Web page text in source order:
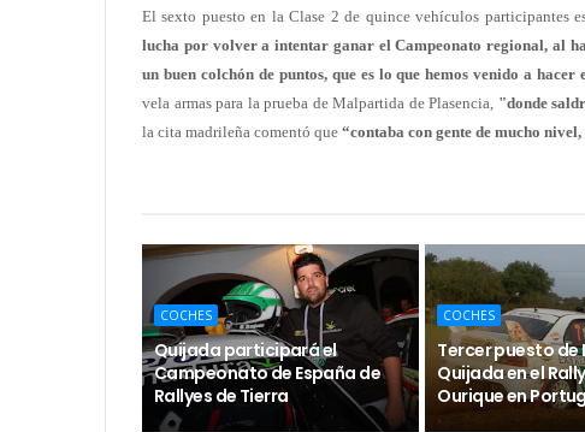
El sexto puesto en la Clase 2 de quince vehículos participantes
lucha por volver a intentar ganar el Campeonato regional, al
un buen colchón de puntos, que es lo que hemos venido a hacer
vela armas para la prueba de Malpartida de Plasencia, "donde
la cita madrileña comentó que “contaba con gente de mucho
COCHES
Quijada participará el
Campeonato de España de
Rallyes de Tierra
COCHES
Tercer puesto de
Quijada en el
Ourique en